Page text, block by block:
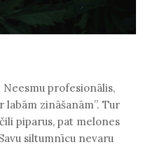
profesionālis,
labām zināšanām”. Tur
piparus, pat melones
siltumnīcu nevaru